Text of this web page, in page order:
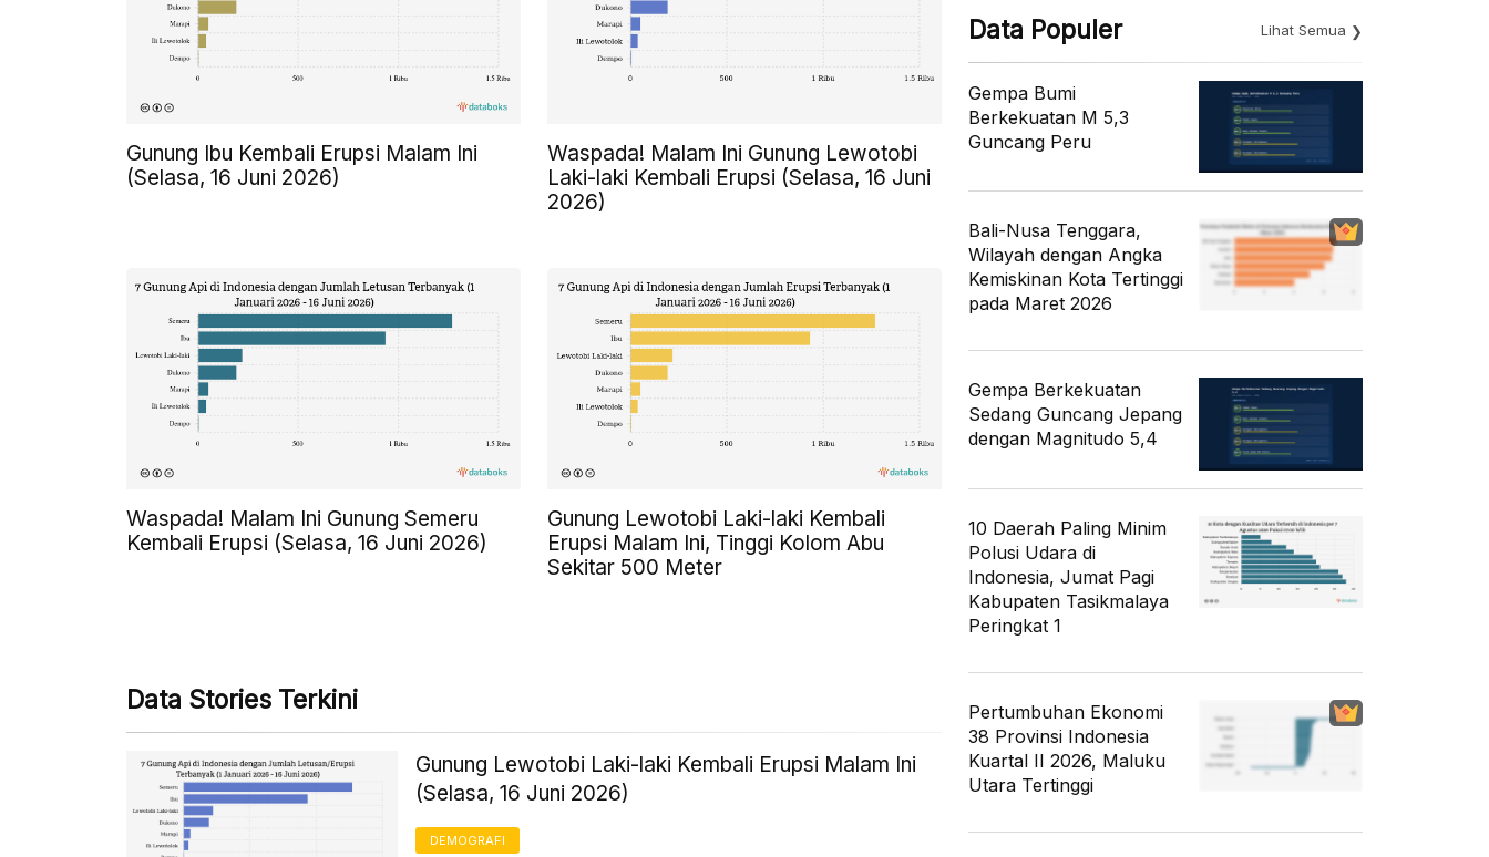
Gunung Ibu Kembali Erupsi Malam Ini
(Selasa, 16 Juni 2026)
Waspada! Malam Ini Gunung Lewotobi
Laki-laki Kembali Erupsi (Selasa, 16 Juni
2026)
Waspada! Malam Ini Gunung Semeru
Kembali Erupsi (Selasa, 16 Juni 2026)
Gunung Lewotobi Laki-laki Kembali
Erupsi Malam Ini, Tinggi Kolom Abu
Sekitar 500 Meter
Data Stories Terkini
Gunung Lewotobi Laki-laki Kembali Erupsi Malam Ini
(Selasa, 16 Juni 2026)
DEMOGRAFI
Data Populer Lihat Semua
Gempa Bumi
Berkekuatan M 5,3
Guncang Peru
Bali-Nusa Tenggara,
Wilayah dengan Angka
Kemiskinan Kota Tertinggi
pada Maret 2026
Gempa Berkekuatan
Sedang Guncang Jepang
dengan Magnitudo 5,4
10 Daerah Paling Minim
Polusi Udara di
Indonesia, Jumat Pagi
Kabupaten Tasikmalaya
Peringkat 1
Pertumbuhan Ekonomi
38 Provinsi Indonesia
Kuartal II 2026, Maluku
Utara Tertinggi